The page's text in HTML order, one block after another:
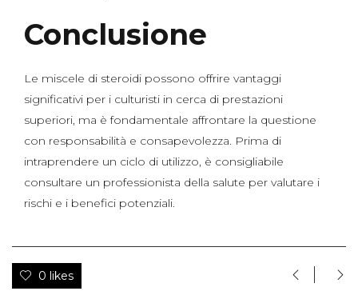
Conclusione
Le miscele di steroidi possono offrire vantaggi
significativi per i culturisti in cerca di prestazioni
superiori, ma è fondamentale affrontare la questione
con responsabilità e consapevolezza. Prima di
intraprendere un ciclo di utilizzo, è consigliabile
consultare un professionista della salute per valutare i
rischi e i benefici potenziali.
0 likes